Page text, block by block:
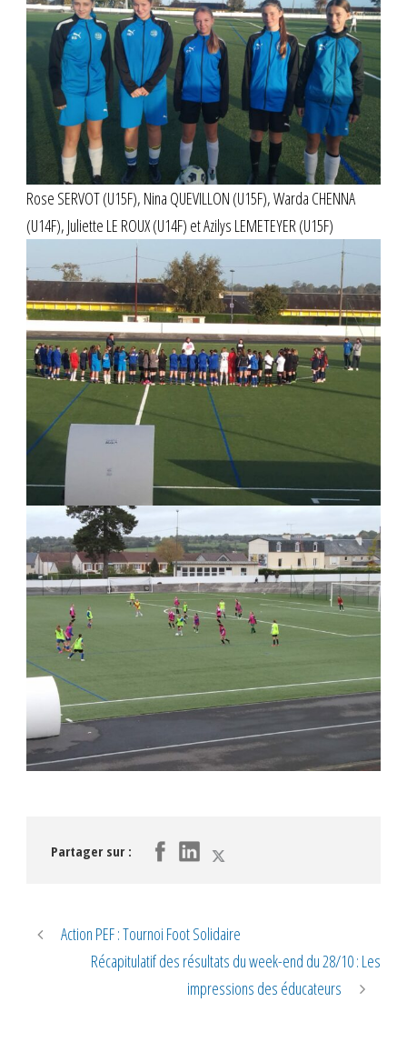
Rose SERVOT (U15F), Nina QUEVILLON (U15F), Warda CHENNA
(U14F), Juliette LE ROUX (U14F) et Azilys LEMETEYER (U15F)
Partager sur :
Action PEF : Tournoi Foot Solidaire
Récapitulatif des résultats du week-end du 28/10 : Les
impressions des éducateurs